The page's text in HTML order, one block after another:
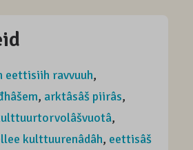
eettisiih ravvuuh,
, arktâsâš piirâs,
,
kulttuurenâdâh, eettisâš